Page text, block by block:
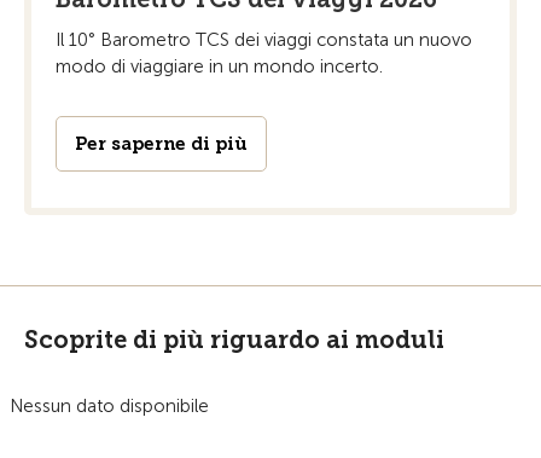
Il 10° Barometro TCS dei viaggi constata un nuovo
modo di viaggiare in un mondo incerto.
Per saperne di più
Scoprite di più riguardo ai moduli
Nessun dato disponibile